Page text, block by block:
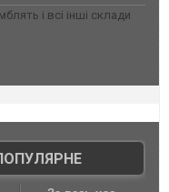
і всі інші склади